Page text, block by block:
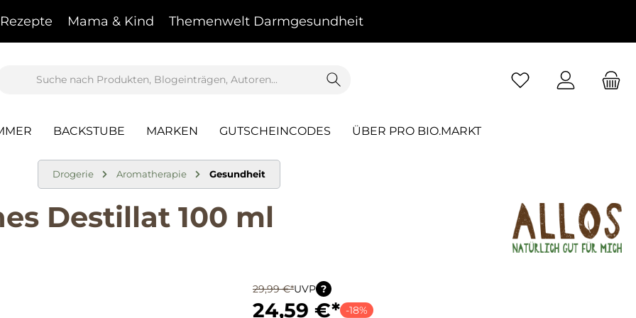
Rezepte Mama & Kind Themenwelt Darmgesundheit
BACKSTUBE MARKEN GUTSCHEINCODES ÜBER PRO BIO.MARKT
Drogerie Aromatherapie Gesundheit
Destillat 100 ml
29,99 €*UVP ?
24,59 €* -18%